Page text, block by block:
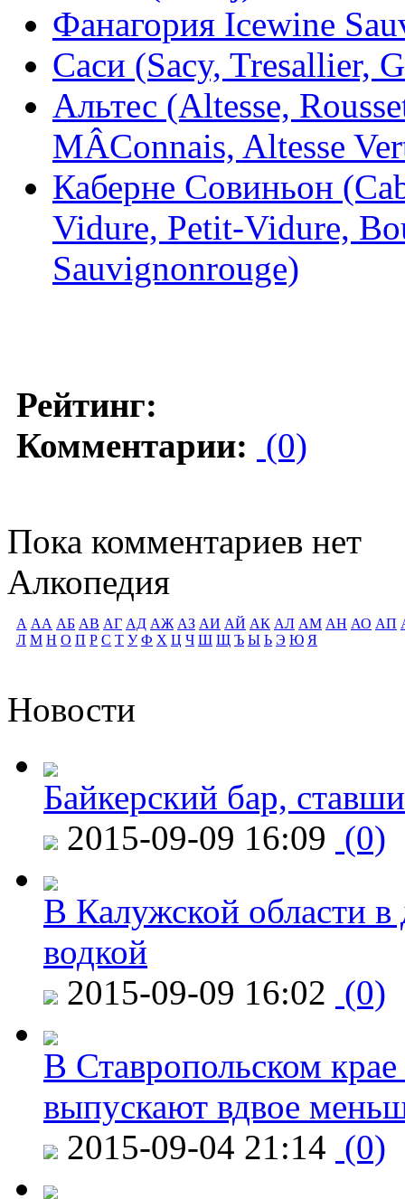
Фанагория Icewine
Саси (Sacy, Tresallier,
Альтес (Altesse,
MÂConnais, Altesse
Каберне Совиньон
Vidure, Petit-Vidure,
Sauvignonrouge)
Рейтинг:
Комментарии: (0)
Пока комментариев нет
Алкопедия
А АА АБ АВ АГ АД АЖ АЗ АИ АЙ АК АЛ АМ АН АО АП
Л М Н О П Р С Т У Ф Х Ц Ч Ш Щ Ъ Ы Ь Э Ю Я
Новости
Байкерский бар,
2015-09-09 16:09 (0)
В Калужской области в
водкой
2015-09-09 16:02 (0)
В Ставропольском
выпускают вдвое
2015-09-04 21:14 (0)